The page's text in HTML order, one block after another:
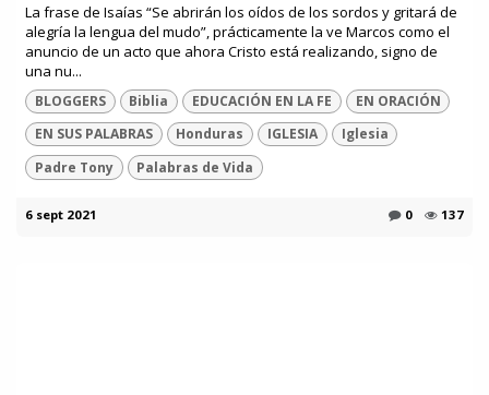
La frase de Isaías “Se abrirán los oídos de los sordos y gritará de
alegría la lengua del mudo”, prácticamente la ve Marcos como el
anuncio de un acto que ahora Cristo está realizando, signo de
una nu...
BLOGGERS Biblia EDUCACIÓN EN LA FE
EN ORACIÓN
EN SUS PALABRAS
Honduras IGLESIA
Iglesia
Padre Tony
Palabras de Vida
6 sept 2021 0 137